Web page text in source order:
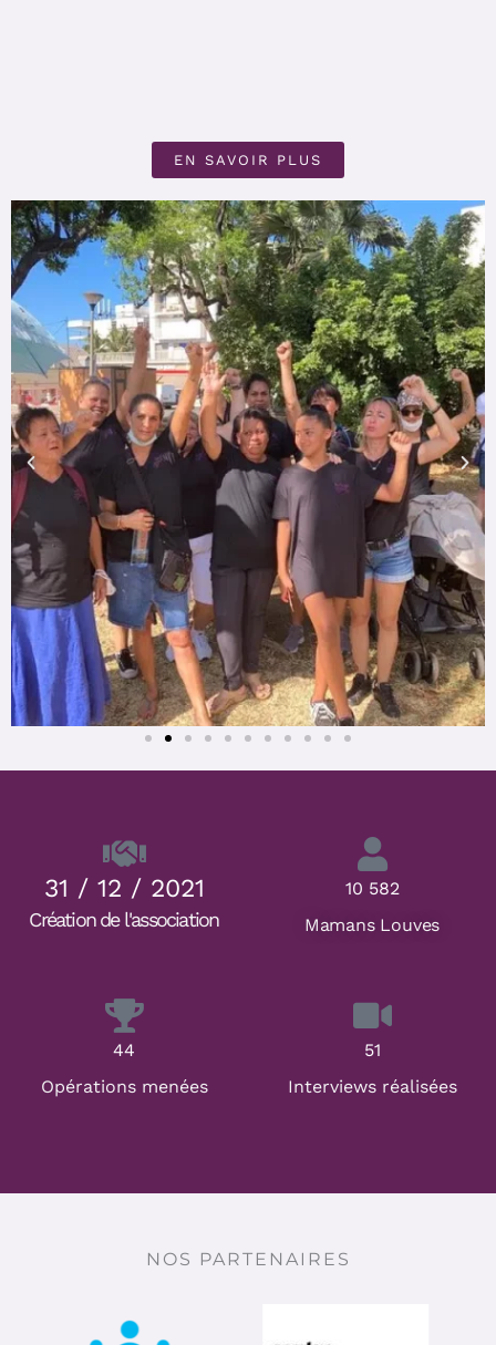
EN SAVOIR PLUS
31 / 12 / 2021
Création de l'association
10 582
Mamans Louves
44
Opérations menées
51
Interviews réalisées
NOS PARTENAIRES